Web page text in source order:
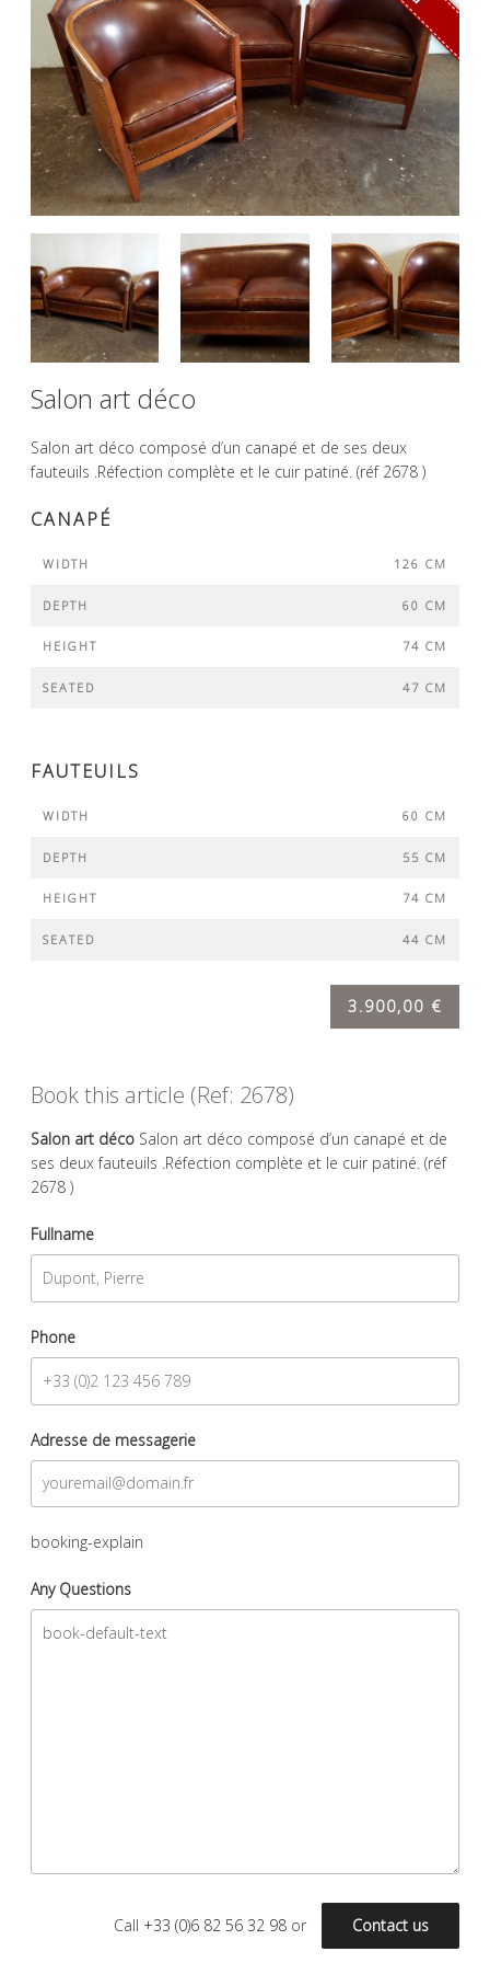
Salon art déco
Salon art déco composé d’un canapé et de ses deux
fauteuils .Réfection complète et le cuir patiné. (réf 2678 )
CANAPÉ
WIDTH 126 CM
DEPTH 60 CM
HEIGHT 74 CM
SEATED 47 CM
FAUTEUILS
WIDTH 60 CM
DEPTH 55 CM
HEIGHT 74 CM
SEATED 44 CM
3.900,00 €
Book this article (Ref: 2678)
Salon art déco Salon art déco composé d’un canapé et de
ses deux fauteuils .Réfection complète et le cuir patiné. (réf
2678 )
Fullname
Phone
Adresse de messagerie
booking-explain
Any Questions
Call +33 (0)6 82 56 32 98 or Contact us